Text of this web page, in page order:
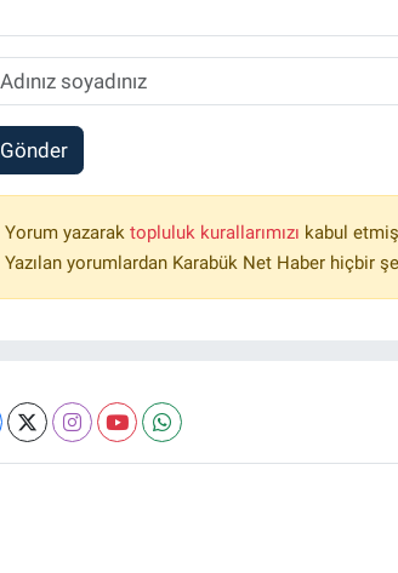
Gönder
Yorum yazarak topluluk kurallarımızı kabul
Yazılan yorumlardan Karabük Net Haber hiçbir